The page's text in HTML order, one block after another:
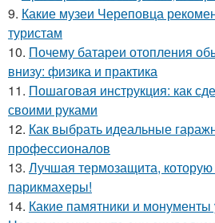
9. Какие музеи Череповца
туристам
10. Почему батареи отопления
внизу: физика и практика
11. Пошаговая инструкция: как
своими руками
12. Как выбрать идеальные
профессионалов
13. Лучшая термозащита,
парикмахеры!
14. Какие памятники и